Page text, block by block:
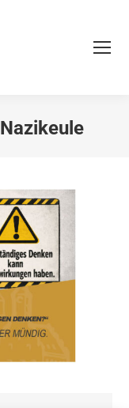
Nazikeule